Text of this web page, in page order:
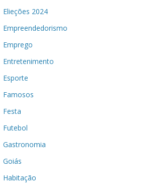
Elieções 2024
Empreendedorismo
Emprego
Entretenimento
Esporte
Famosos
Festa
Futebol
Gastronomia
Goiás
Habitação